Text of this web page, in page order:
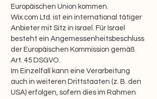
Europäischen Union kommen.
Wix.com Ltd. ist ein international tätiger
Anbieter mit Sitz in Israel. Für Israel
besteht ein Angemessenheitsbeschluss
der Europäischen Kommission gemäß
Art. 45 DSGVO.
Im Einzelfall kann eine Verarbeitung
auch in weiteren Drittstaaten (z. B. den
USA) erfolgen, sofern dies im Rahmen